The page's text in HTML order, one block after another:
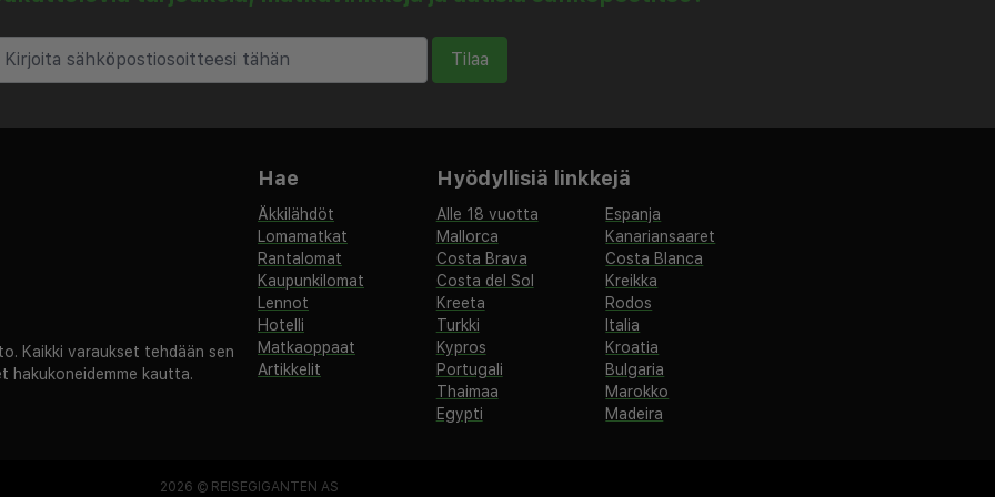
Tilaa
Kaikki varaukset tehdään sen
hakukoneidemme kautta.
Hae
Äkkilähdöt
Lomamatkat
Rantalomat
Kaupunkilomat
Lennot
Hotelli
Matkaoppaat
Artikkelit
Hyödyllisiä linkkejä
Alle 18 vuotta
Espanja
Mallorca
Kanariansaaret
Costa Brava
Costa Blanca
Costa del Sol
Kreikka
Kreeta
Rodos
Turkki
Italia
Kypros
Kroatia
Portugali
Bulgaria
Thaimaa
Marokko
Egypti
Madeira
2026 © REISEGIGANTEN AS